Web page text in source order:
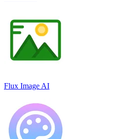
Flux Image AI